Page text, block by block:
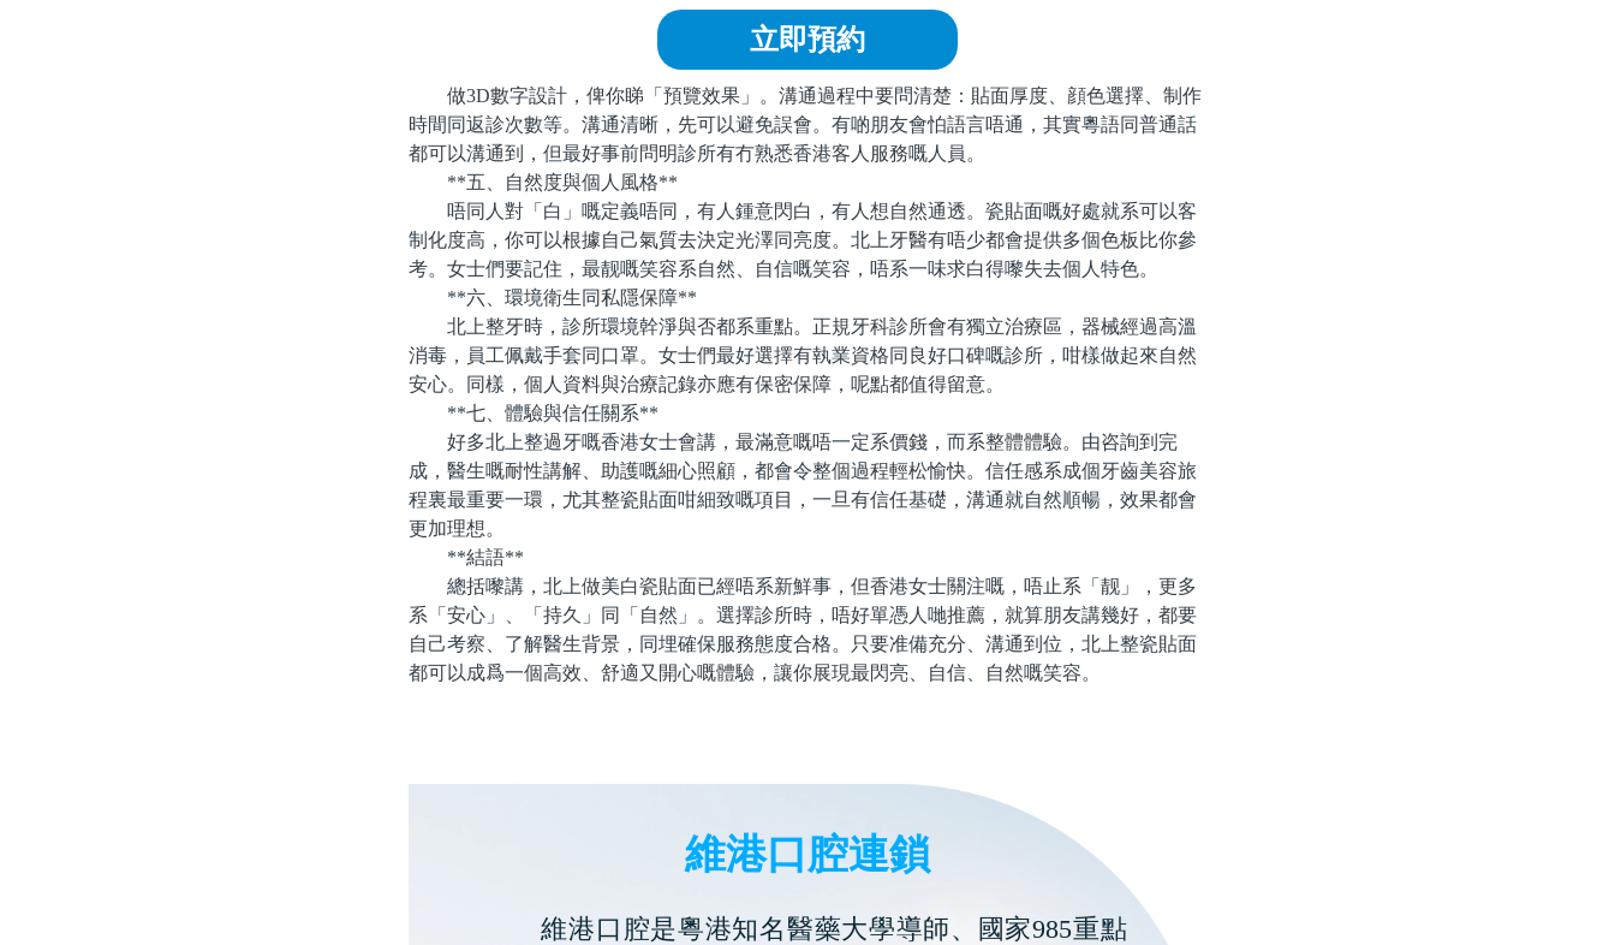
立即預約
做3D數字設計，俾你睇「預覽效果」。溝通過程中要問清楚：貼面厚度、顔色選擇、制作
時間同返診次數等。溝通清晰，先可以避免誤會。有啲朋友會怕語言唔通，其實粵語同普通話
都可以溝通到，但最好事前問明診所有冇熟悉香港客人服務嘅人員。
**五、自然度與個人風格**
唔同人對「白」嘅定義唔同，有人鍾意閃白，有人想自然通透。瓷貼面嘅好處就系可以客
制化度高，你可以根據自己氣質去決定光澤同亮度。北上牙醫有唔少都會提供多個色板比你參
考。女士們要記住，最靓嘅笑容系自然、自信嘅笑容，唔系一味求白得嚟失去個人特色。
**六、環境衛生同私隱保障**
北上整牙時，診所環境幹淨與否都系重點。正規牙科診所會有獨立治療區，器械經過高溫
消毒，員工佩戴手套同口罩。女士們最好選擇有執業資格同良好口碑嘅診所，咁樣做起來自然
安心。同樣，個人資料與治療記錄亦應有保密保障，呢點都值得留意。
**七、體驗與信任關系**
好多北上整過牙嘅香港女士會講，最滿意嘅唔一定系價錢，而系整體體驗。由咨詢到完
成，醫生嘅耐性講解、助護嘅細心照顧，都會令整個過程輕松愉快。信任感系成個牙齒美容旅
程裏最重要一環，尤其整瓷貼面咁細致嘅項目，一旦有信任基礎，溝通就自然順暢，效果都會
更加理想。
**結語**
總括嚟講，北上做美白瓷貼面已經唔系新鮮事，但香港女士關注嘅，唔止系「靓」，更多
系「安心」、「持久」同「自然」。選擇診所時，唔好單憑人哋推薦，就算朋友講幾好，都要
自己考察、了解醫生背景，同埋確保服務態度合格。只要准備充分、溝通到位，北上整瓷貼面
都可以成爲一個高效、舒適又開心嘅體驗，讓你展現最閃亮、自信、自然嘅笑容。
維港口腔連鎖
維港口腔是粵港知名醫藥大學導師、國家985重點